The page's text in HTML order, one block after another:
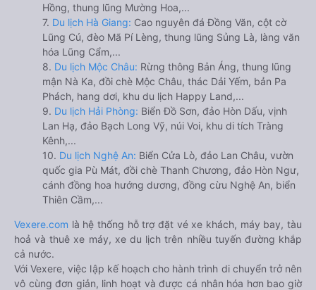
Hồng, thung lũng Mường Hoa,...
7. Du lịch Hà Giang: Cao nguyên đá Đồng Văn, cột cờ
Lũng Cú, đèo Mã Pí Lèng, thung lũng Sủng Là, làng văn
hóa Lũng Cẩm,...
8. Du lịch Mộc Châu: Rừng thông Bản Áng, thung lũng
mận Nà Ka, đồi chè Mộc Châu, thác Dải Yếm, bản Pa
Phách, hang dơi, khu du lịch Happy Land,...
9. Du lịch Hải Phòng: Biển Đồ Sơn, đảo Hòn Dấu, vịnh
Lan Hạ, đảo Bạch Long Vỹ, núi Voi, khu di tích Tràng
Kênh,...
10. Du lịch Nghệ An: Biển Cửa Lò, đảo Lan Châu, vườn
quốc gia Pù Mát, đồi chè Thanh Chương, đảo Hòn Ngư,
cánh đồng hoa hướng dương, đồng cừu Nghệ An, biển
Thiên Cầm,...
Vexere.com là hệ thống hỗ trợ đặt vé xe khách, máy bay, tàu
hoả và thuê xe máy, xe du lịch trên nhiều tuyến đường khắp
cả nước.
Với Vexere, việc lập kế hoạch cho hành trình di chuyển trở nên
vô cùng đơn giản, linh hoạt và được cá nhân hóa hơn bao giờ